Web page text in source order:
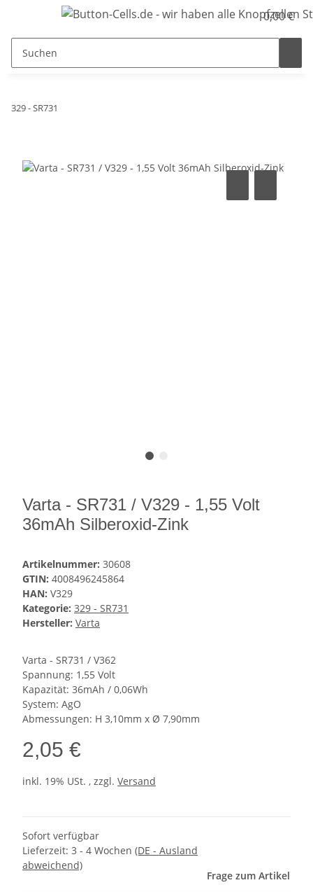
0,00 €
329 - SR731
Varta - SR731 / V329 - 1,55 Volt
36mAh Silberoxid-Zink
Artikelnummer: 30608
GTIN: 4008496245864
HAN: V329
Kategorie: 329 - SR731
Hersteller: Varta
Varta - SR731 / V362
Spannung: 1,55 Volt
Kapazität: 36mAh / 0,06Wh
System: AgO
Abmessungen: H 3,10mm x Ø 7,90mm
2,05 €
inkl. 19% USt. , zzgl. Versand
Sofort verfügbar
Lieferzeit: 3 - 4 Wochen (DE - Ausland
abweichend)
Frage zum Artikel